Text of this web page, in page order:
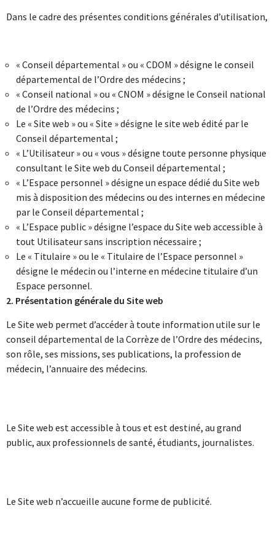
Dans le cadre des présentes conditions générales d’utilisation,
« Conseil départemental » ou « CDOM » désigne le conseil
départemental de l’Ordre des médecins ;
« Conseil national » ou « CNOM » désigne le Conseil national
de l’Ordre des médecins ;
Le « Site web » ou « Site » désigne le site web édité par le
Conseil départemental ;
« L’Utilisateur » ou « vous » désigne toute personne physique
consultant le Site web du Conseil départemental ;
« L’Espace personnel » désigne un espace dédié du Site web
mis à disposition des médecins ou des internes en médecine
par le Conseil départemental ;
« L’Espace public » désigne l’espace du Site web accessible à
tout Utilisateur sans inscription nécessaire ;
Le « Titulaire » ou le « Titulaire de l’Espace personnel »
désigne le médecin ou l’interne en médecine titulaire d’un
Espace personnel.
2. Présentation générale du Site web
Le Site web permet d’accéder à toute information utile sur le
conseil départemental de la Corrèze de l’Ordre des médecins,
son rôle, ses missions, ses publications, la profession de
médecin, l’annuaire des médecins.
Le Site web est accessible à tous et est destiné, au grand
public, aux professionnels de santé, étudiants, journalistes.
Le Site web n’accueille aucune forme de publicité.